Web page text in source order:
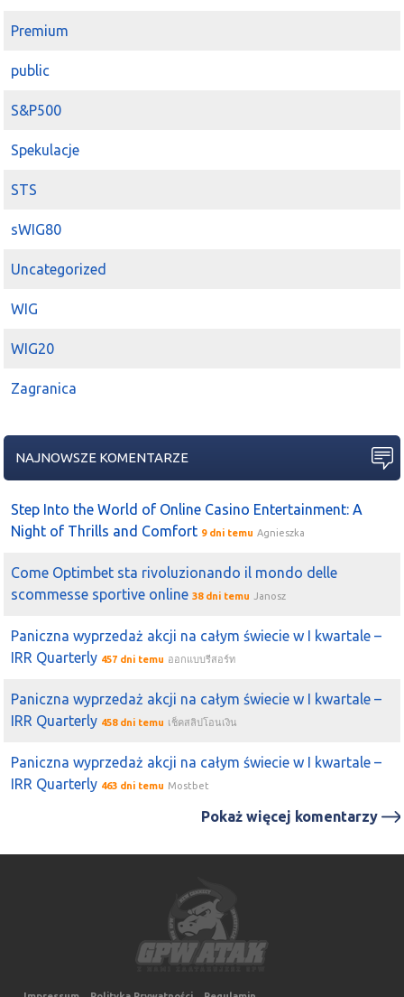
Premium
public
S&P500
Spekulacje
STS
sWIG80
Uncategorized
WIG
WIG20
Zagranica
NAJNOWSZE KOMENTARZE
Step Into the World of Online Casino Entertainment: A
Night of Thrills and Comfort 9 dni temu Agnieszka
Come Optimbet sta rivoluzionando il mondo delle
scommesse sportive online 38 dni temu Janosz
Paniczna wyprzedaż akcji na całym świecie w I kwartale –
IRR Quarterly 457 dni temu ออกแบบรีสอร์ท
Paniczna wyprzedaż akcji na całym świecie w I kwartale –
IRR Quarterly 458 dni temu เช็คสลิปโอนเงิน
Paniczna wyprzedaż akcji na całym świecie w I kwartale –
IRR Quarterly 463 dni temu Mostbet
Pokaż więcej komentarzy